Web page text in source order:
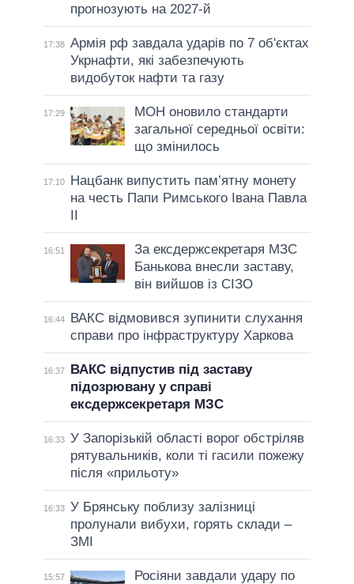
прогнозують на 2027-й
17:38 Армія рф завдала ударів по 7 об'єктах
Укрнафти, які забезпечують
видобуток нафти та газу
17:29
МОН оновило стандарти
загальної середньої освіти:
що змінилось
17:10
Нацбанк випустить пам’ятну монету
на честь Папи Римського Івана Павла
II
16:51
За ексдержсекретаря МЗС
Банькова внесли заставу,
він вийшов із СІЗО
16:44
ВАКС відмовився зупинити слухання
справи про інфраструктуру Харкова
16:37
ВАКС відпустив під заставу
підозрювану у справі
ексдержсекретаря МЗС
16:33 У Запорізькій області ворог обстріляв
рятувальників, коли ті гасили пожежу
після «прильоту»
16:33 У Брянську поблизу залізниці
пролунали вибухи, горять склади –
ЗМІ
15:57
Росіяни завдали удару по